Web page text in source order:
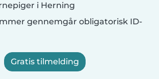
i Herning
gennemgår obligatorisk ID-
Gratis tilmelding